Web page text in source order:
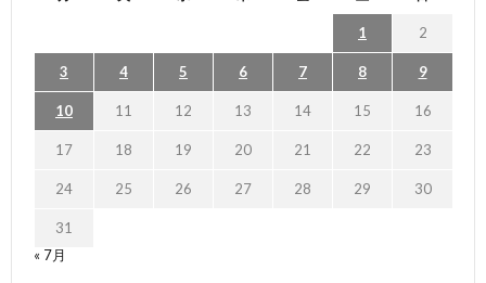
1 2
3 4 5 6 7 8 9
10 11 12 13 14 15 16
17 18 19 20 21 22 23
24 25 26 27 28 29 30
31
« 7月